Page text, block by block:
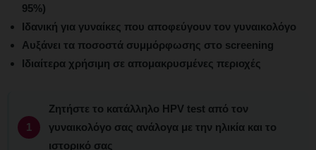
95%)
Ιδανική για γυναίκες που αποφεύγουν τον γυναικολόγο
Αυξάνει τα ποσοστά συμμόρφωσης στο screening
Ιδιαίτερα χρήσιμη σε απομακρυσμένες περιοχές
Ζητήστε το κατάλληλο HPV test από τον
γυναικολόγο σας ανάλογα με την ηλικία και το
ιστορικό σας